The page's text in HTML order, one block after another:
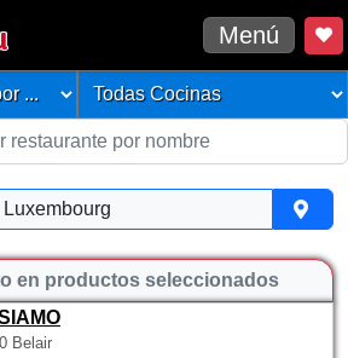
Menú
Luxembourg
en productos seleccionados
Belair